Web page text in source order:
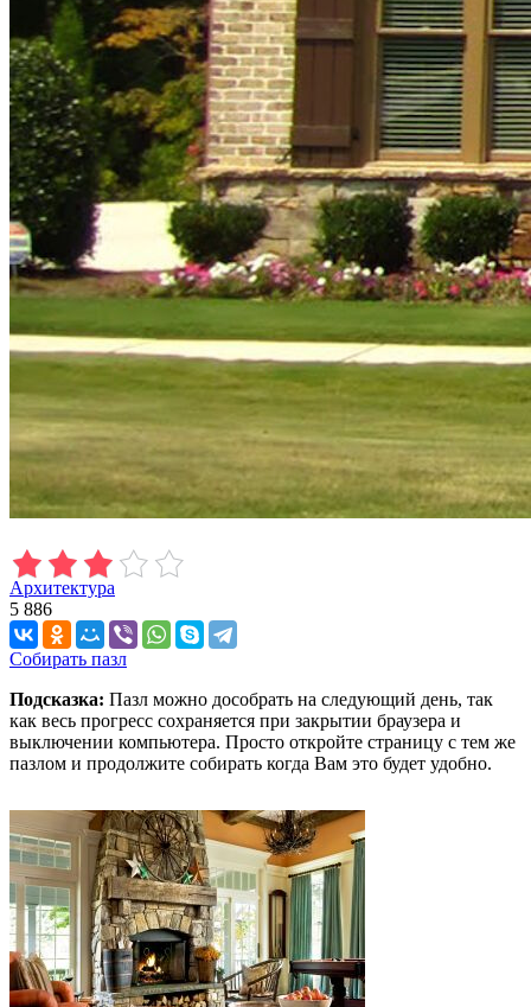
Архитектура
5 886
Собирать пазл
Подсказка: Пазл можно дособрать на следующий день, так
как весь прогресс сохраняется при закрытии браузера и
выключении компьютера. Просто откройте страницу с тем же
пазлом и продолжите собирать когда Вам это будет удобно.